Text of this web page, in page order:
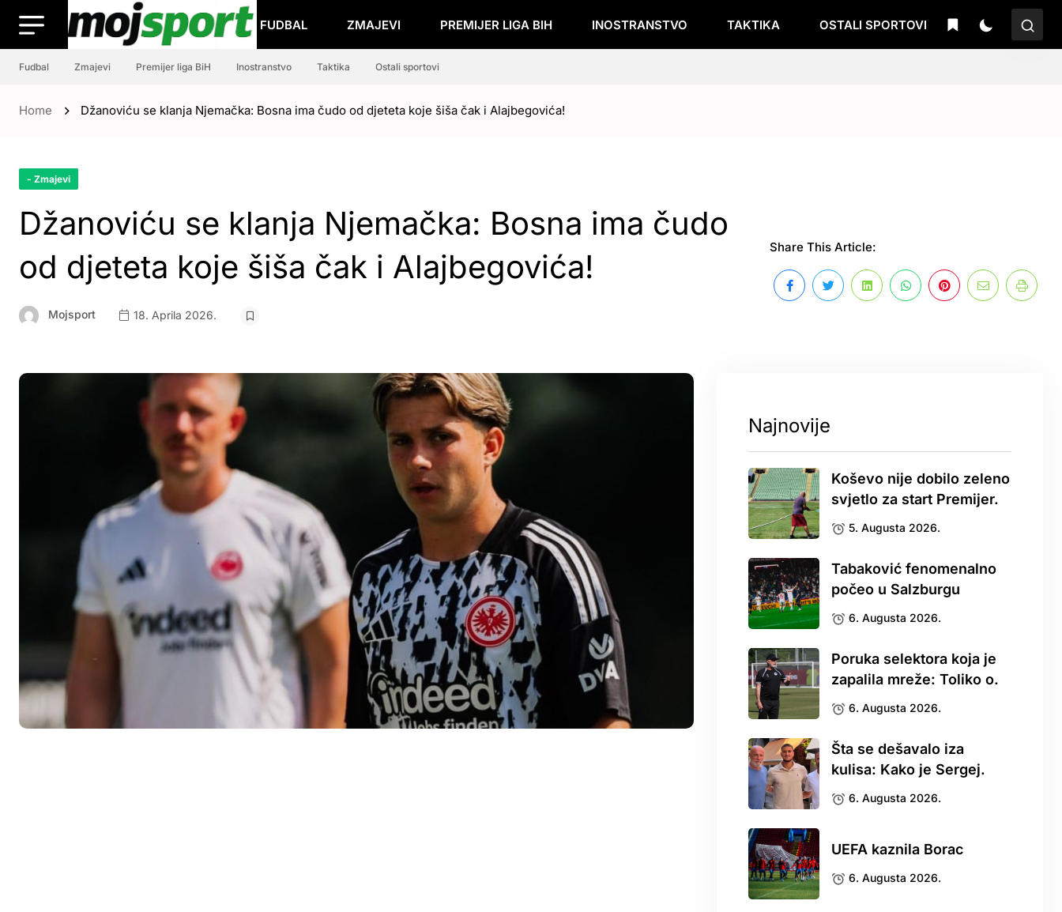
FUDBAL ZMAJEVI PREMIJER LIGA BIH INOSTRANSTVO TAKTIKA OSTALI SPORTOVI
Fudbal Zmajevi Premijer liga BiH Inostranstvo Taktika Ostali sportovi
Home Džanoviću se klanja Njemačka: Bosna ima čudo od djeteta koje šiša čak i Alajbegovića!
- Zmajevi
Džanoviću se klanja Njemačka: Bosna ima čudo
od djeteta koje šiša čak i Alajbegovića!
Mojsport 18. Aprila 2026.
Share This Article:
Najnovije
Koševo nije dobilo zeleno
svjetlo za start Premijer.
5. Augusta 2026.
Tabaković fenomenalno
počeo u Salzburgu
6. Augusta 2026.
Poruka selektora koja je
zapalila mreže: Toliko o.
6. Augusta 2026.
Šta se dešavalo iza
kulisa: Kako je Sergej.
6. Augusta 2026.
UEFA kaznila Borac
6. Augusta 2026.